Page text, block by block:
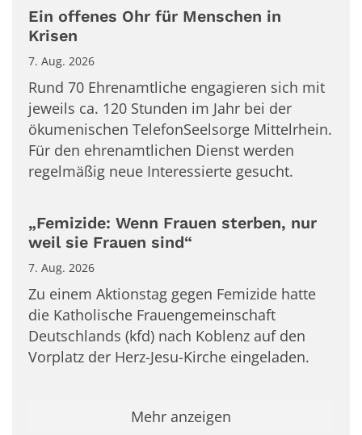
Ein offenes Ohr für Menschen in
Krisen
7. Aug. 2026
Rund 70 Ehrenamtliche engagieren sich mit
jeweils ca. 120 Stunden im Jahr bei der
ökumenischen TelefonSeelsorge Mittelrhein.
Für den ehrenamtlichen Dienst werden
regelmäßig neue Interessierte gesucht.
„Femizide: Wenn Frauen sterben, nur
weil sie Frauen sind“
7. Aug. 2026
Zu einem Aktionstag gegen Femizide hatte
die Katholische Frauengemeinschaft
Deutschlands (kfd) nach Koblenz auf den
Vorplatz der Herz-Jesu-Kirche eingeladen.
Mehr anzeigen